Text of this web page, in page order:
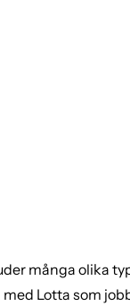
många olika
Lotta som